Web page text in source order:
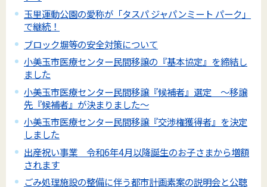
玉里運動公園の愛称が「タスパ ジャパンミート パーク」
で継続！
ブロック塀等の安全対策について
小美玉市医療センター民間移譲の『基本協定』を締結し
ました
小美玉市医療センター民間移譲『候補者』選定 ～移譲
先『候補者』が決まりました～
小美玉市医療センター民間移譲『交渉権獲得者』を決定
しました
出産祝い事業 令和6年4月以降誕生のお子さまから増額
されます
ごみ処理施設の整備に伴う都市計画素案の説明会と公聴